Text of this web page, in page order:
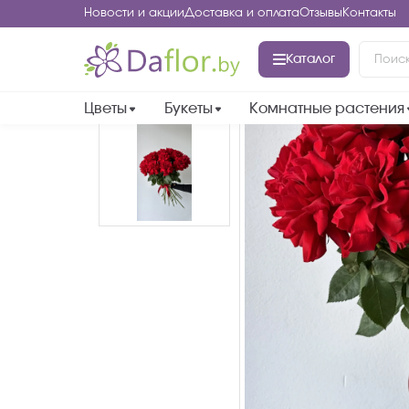
Новости и акцииДоставка и оплатаОтзывы Контакты
Каталог
Цветы Букеты Комнатные растения